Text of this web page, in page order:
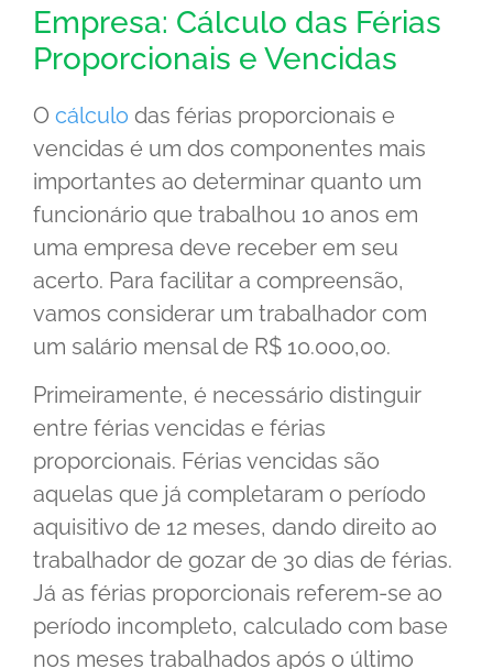
Empresa: Cálculo das Férias
Proporcionais e Vencidas
O cálculo das férias proporcionais e
vencidas é um dos componentes mais
importantes ao determinar quanto um
funcionário que trabalhou 10 anos em
uma empresa deve receber em seu
acerto. Para facilitar a compreensão,
vamos considerar um trabalhador com
um salário mensal de R$ 10.000,00.
Primeiramente, é necessário distinguir
entre férias vencidas e férias
proporcionais. Férias vencidas são
aquelas que já completaram o período
aquisitivo de 12 meses, dando direito ao
trabalhador de gozar de 30 dias de férias.
Já as férias proporcionais referem-se ao
período incompleto, calculado com base
nos meses trabalhados após o último